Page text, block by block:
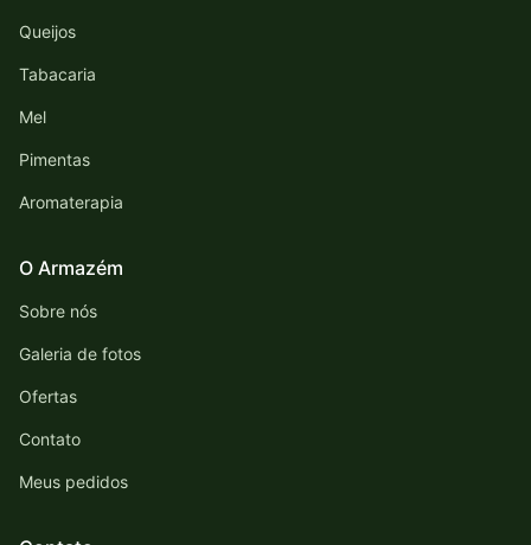
Queijos
Tabacaria
Mel
Pimentas
Aromaterapia
O Armazém
Sobre nós
Galeria de fotos
Ofertas
Contato
Meus pedidos